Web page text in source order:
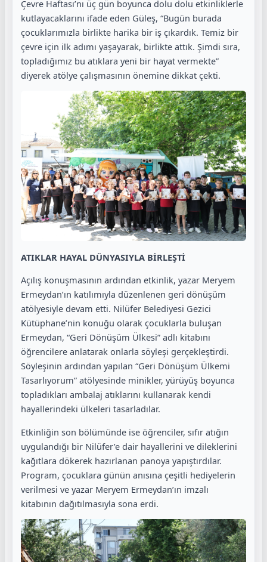
Çevre Haftası’nı üç gün boyunca dolu dolu etkinliklerle
kutlayacaklarını ifade eden Güleş, “Bugün burada
çocuklarımızla birlikte harika bir iş çıkardık. Temiz bir
çevre için ilk adımı yaşayarak, birlikte attık. Şimdi sıra,
topladığımız bu atıklara yeni bir hayat vermekte”
diyerek atölye çalışmasının önemine dikkat çekti.
ATIKLAR HAYAL DÜNYASIYLA BİRLEŞTİ
Açılış konuşmasının ardından etkinlik, yazar Meryem
Ermeydan’ın katılımıyla düzenlenen geri dönüşüm
atölyesiyle devam etti. Nilüfer Belediyesi Gezici
Kütüphane’nin konuğu olarak çocuklarla buluşan
Ermeydan, “Geri Dönüşüm Ülkesi” adlı kitabını
öğrencilere anlatarak onlarla söyleşi gerçekleştirdi.
Söyleşinin ardından yapılan “Geri Dönüşüm Ülkemi
Tasarlıyorum” atölyesinde minikler, yürüyüş boyunca
topladıkları ambalaj atıklarını kullanarak kendi
hayallerindeki ülkeleri tasarladılar.
Etkinliğin son bölümünde ise öğrenciler, sıfır atığın
uygulandığı bir Nilüfer’e dair hayallerini ve dileklerini
kağıtlara dökerek hazırlanan panoya yapıştırdılar.
Program, çocuklara günün anısına çeşitli hediyelerin
verilmesi ve yazar Meryem Ermeydan’ın imzalı
kitabının dağıtılmasıyla sona erdi.